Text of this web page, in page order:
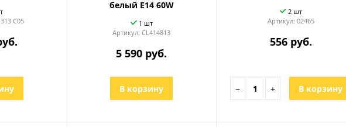
C05
белый E14 60W
1 шт
Артикул:CL414813
5 590 руб.
В корзину
2 шт
Артикул:02465
556 руб.
− + В корзину